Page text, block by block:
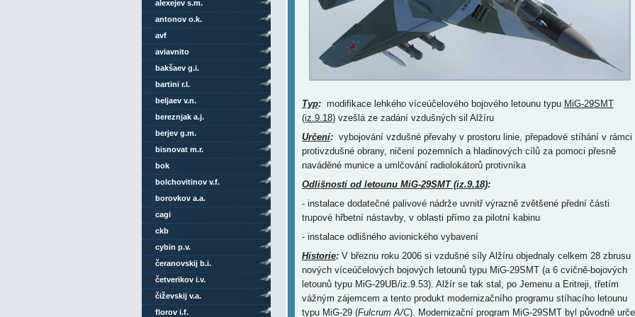
Typ:modifikace lehkého víceúčelového bojového letounu typu MiG-29SMT
(iz.9.18)vzešlá ze zadání vzdušných sil Alžíru
Určení:vybojování vzdušné převahy v prostoru linie, přepadové stíhání v rámci
protivzdušné obrany, ničení pozemních a hladinových cílů za pomoci přesně
naváděné munice a umlčování radiolokátorů protivníka
Odlišnosti od letounu MiG-29SMT (iz.9.18):
- instalace dodatečné palivové nádrže uvnitř výrazně zvětšené přední části
trupové hřbetní nástavby, v oblasti přímo za pilotní kabinu
- instalace odlišného avionického vybavení
Historie:V březnu roku 2006 si vzdušné síly Alžíru objednaly celkem 28 zbrusu
nových víceúčelových bojových letounů typu MiG-29SMT (a 6 cvičně-bojových
letounů typu MiG-29UB/iz.9.53). Alžír se tak stal, po Jemenu a Eritreji, třetím
vážným zájemcem a tento produkt modernizačního programu stíhacího letounu
typu MiG-29 (Fulcrum A/C). Modernizační program MiG-29SMT byl původně
alexejev s.m.
antonov o.k.
avf
aviavnito
bakšaev g.i.
bartini r.l.
beljaev v.n.
bereznjak a.j.
berjev g.m.
bisnovat m.r.
bok
bolchovitinov v.f.
borovkov a.a.
cagi
ckb
cybin p.v.
čeranovskij b.i.
četverikov i.v.
čiževskij v.a.
florov i.f.